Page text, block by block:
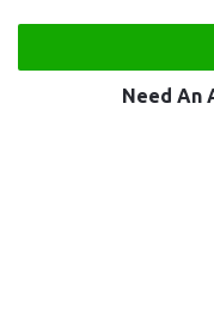
Need An